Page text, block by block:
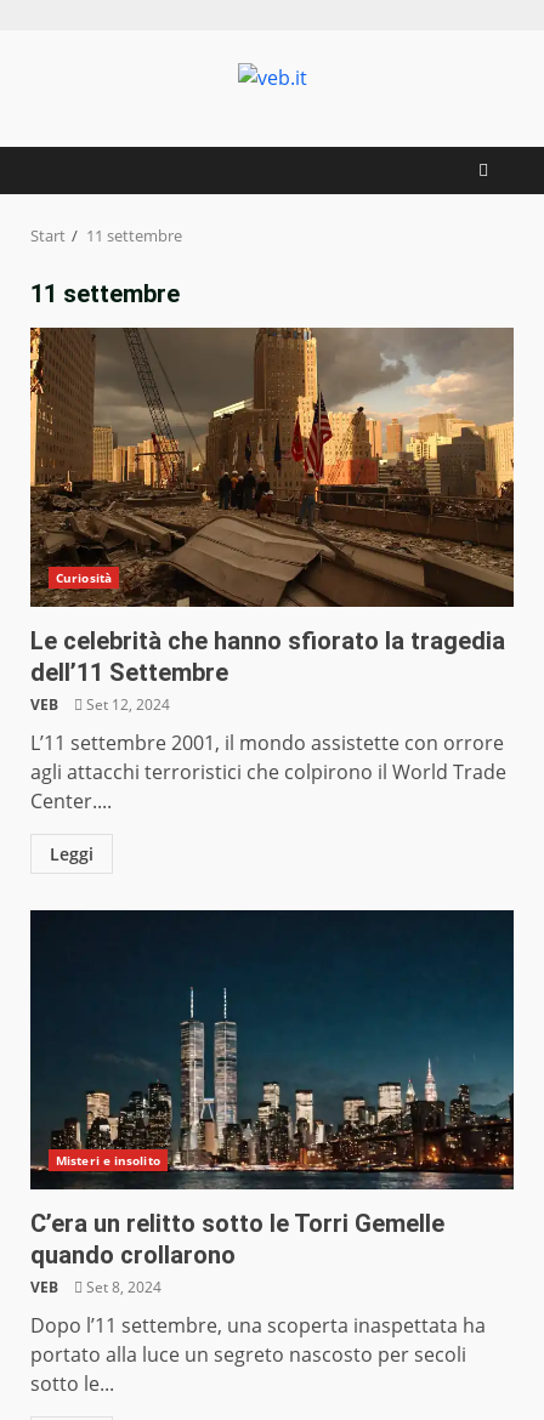
Start 11 settembre
11 settembre
Curiosità
Le celebrità che hanno sfiorato la tragedia
dell’11 Settembre
VEB Set 12, 2024
L’11 settembre 2001, il mondo assistette con orrore
agli attacchi terroristici che colpirono il World Trade
Center....
Leggi
Misteri e insolito
C’era un relitto sotto le Torri Gemelle
quando crollarono
VEB Set 8, 2024
Dopo l’11 settembre, una scoperta inaspettata ha
portato alla luce un segreto nascosto per secoli
sotto le...